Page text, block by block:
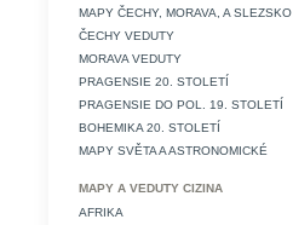
MAPY ČECHY, MORAVA, A SLEZSKO
ČECHY VEDUTY
MORAVA VEDUTY
PRAGENSIE 20. STOLETÍ
PRAGENSIE DO POL. 19. STOLETÍ
BOHEMIKA 20. STOLETÍ
MAPY SVĚTA A ASTRONOMICKÉ
MAPY A VEDUTY CIZINA
AFRIKA